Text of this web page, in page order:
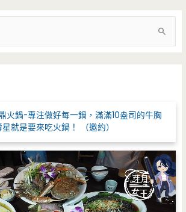
火鍋-專注做好每一鍋，滿滿10盎司的牛胸
就是要來吃火鍋！ （邀約）